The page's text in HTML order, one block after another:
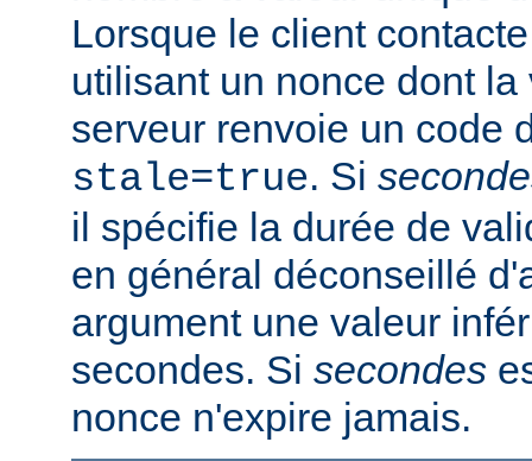
Lorsque le client
utilisant un nonce dont
serveur renvoie un code
stale=true. Si
il spécifie la durée de
en général déconseillé
argument une valeur
secondes. Si secondes
nonce n'expire jamais.